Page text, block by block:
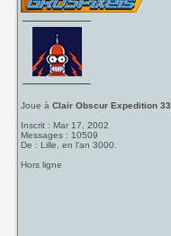
Joue àClair Obscur Expedition 33
Inscrit : Mar 17, 2002
Messages : 10509
De : Lille, en l'an 3000.
Hors ligne